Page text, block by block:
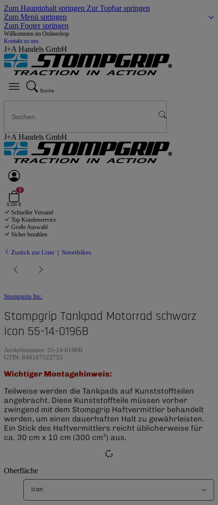
Zum Hauptinhalt springen Zur Topbar springen
Zum Menü springen
Zum Footer springen
Willkommen im Onlineshop
Kontakt zu uns
J+A Handels GmbH
Suche
J+A Handels GmbH
0
0,00 €
Schneller Versand
Top Kundenservice
Große Auswahl
Sicher bezahlen
Zurück zur Liste Streetbikes
Stompgrip Inc.
Stompgrip Tankpad Motorrad schwarz
Icon 55-14-0196B
Artikelnummer: 55-14-0196B
GTIN: 840187522755
Wichtiger Montagehinweis:
Teilweise werden die Tankpads auf Kunststoffteilen
angebracht. Diese Kunststoffteile müssen vorher
zwingend mit dem Stompgrip Haftvermittler behandelt
werden, um einen dauerhaften Halt zu gewährleisten.
Ein Stick des Haftvermittlers reicht üblicherweise für
ca. 30 cm x 10 cm (300 cm²) aus.
Oberfläche
Icon